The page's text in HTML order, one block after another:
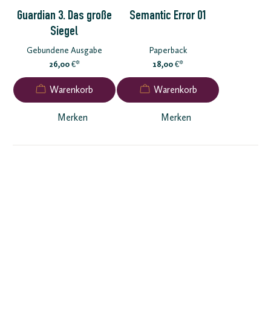
Guardian 3. Das große
Siegel
Gebundene Ausgabe
26,00 €*
Merken
Semantic Error 01
Paperback
18,00€*
Merken